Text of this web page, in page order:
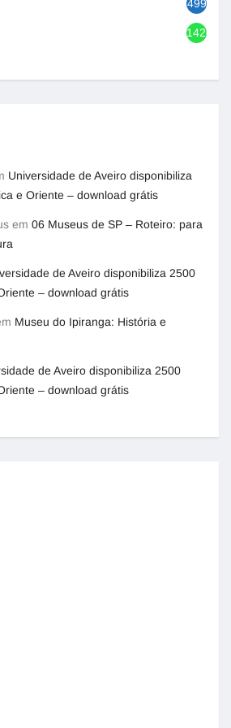
499
1420
Universidade de Aveiro disponibiliza
e Oriente – download grátis
em 06 Museus de SP – Roteiro: para
de Aveiro disponibiliza 2500
– download grátis
Museu do Ipiranga: História e
de Aveiro disponibiliza 2500
– download grátis